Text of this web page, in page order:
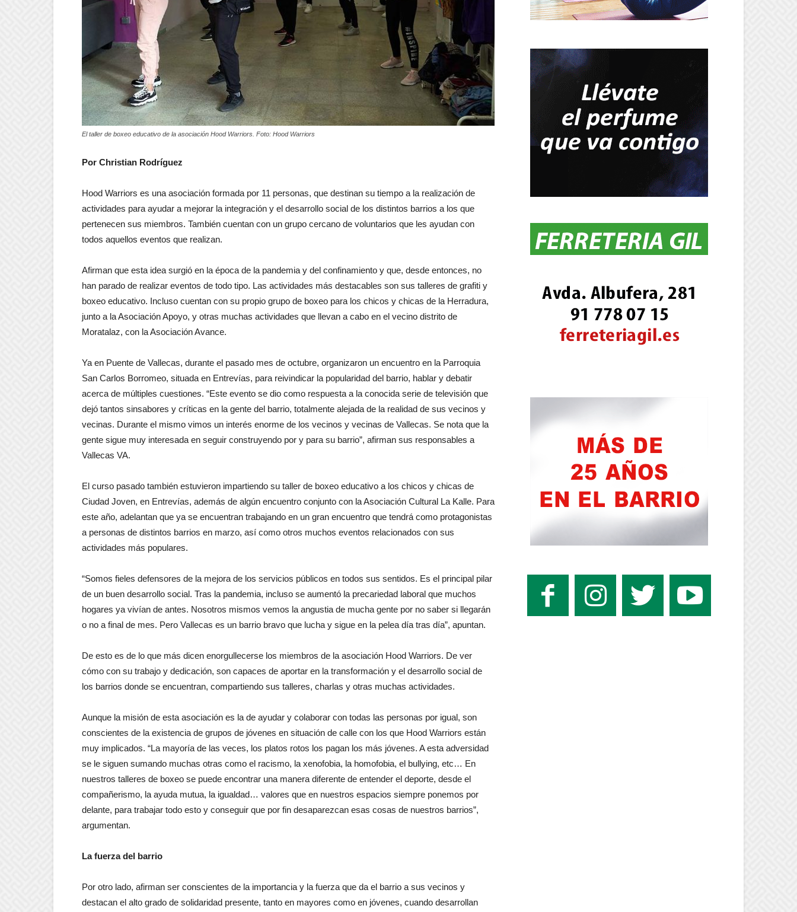
El taller de boxeo educativo de la asociación Hood Warriors. Foto: Hood Warriors
Por Christian Rodríguez
Hood Warriors es una asociación formada por 11 personas, que destinan su tiempo a la realización de
actividades para ayudar a mejorar la integración y el desarrollo social de los distintos barrios a los que
pertenecen sus miembros. También cuentan con un grupo cercano de voluntarios que les ayudan con
todos aquellos eventos que realizan.
Afirman que esta idea surgió en la época de la pandemia y del confinamiento y que, desde entonces, no
han parado de realizar eventos de todo tipo. Las actividades más destacables son sus talleres de grafiti y
boxeo educativo. Incluso cuentan con su propio grupo de boxeo para los chicos y chicas de la Herradura,
junto a la Asociación Apoyo, y otras muchas actividades que llevan a cabo en el vecino distrito de
Moratalaz, con la Asociación Avance.
Ya en Puente de Vallecas, durante el pasado mes de octubre, organizaron un encuentro en la Parroquia
San Carlos Borromeo, situada en Entrevías, para reivindicar la popularidad del barrio, hablar y debatir
acerca de múltiples cuestiones. “Este evento se dio como respuesta a la conocida serie de televisión que
dejó tantos sinsabores y críticas en la gente del barrio, totalmente alejada de la realidad de sus vecinos y
vecinas. Durante el mismo vimos un interés enorme de los vecinos y vecinas de Vallecas. Se nota que la
gente sigue muy interesada en seguir construyendo por y para su barrio”, afirman sus responsables a
Vallecas VA.
El curso pasado también estuvieron impartiendo su taller de boxeo educativo a los chicos y chicas de
Ciudad Joven, en Entrevías, además de algún encuentro conjunto con la Asociación Cultural La Kalle. Para
este año, adelantan que ya se encuentran trabajando en un gran encuentro que tendrá como protagonistas
a personas de distintos barrios en marzo, así como otros muchos eventos relacionados con sus
actividades más populares.
“Somos fieles defensores de la mejora de los servicios públicos en todos sus sentidos. Es el principal pilar
de un buen desarrollo social. Tras la pandemia, incluso se aumentó la precariedad laboral que muchos
hogares ya vivían de antes. Nosotros mismos vemos la angustia de mucha gente por no saber si llegarán
o no a final de mes. Pero Vallecas es un barrio bravo que lucha y sigue en la pelea día tras día”, apuntan.
De esto es de lo que más dicen enorgullecerse los miembros de la asociación Hood Warriors. De ver
cómo con su trabajo y dedicación, son capaces de aportar en la transformación y el desarrollo social de
los barrios donde se encuentran, compartiendo sus talleres, charlas y otras muchas actividades.
Aunque la misión de esta asociación es la de ayudar y colaborar con todas las personas por igual, son
conscientes de la existencia de grupos de jóvenes en situación de calle con los que Hood Warriors están
muy implicados. “La mayoría de las veces, los platos rotos los pagan los más jóvenes. A esta adversidad
se le siguen sumando muchas otras como el racismo, la xenofobia, la homofobia, el bullying, etc… En
nuestros talleres de boxeo se puede encontrar una manera diferente de entender el deporte, desde el
compañerismo, la ayuda mutua, la igualdad… valores que en nuestros espacios siempre ponemos por
delante, para trabajar todo esto y conseguir que por fin desaparezcan esas cosas de nuestros barrios”,
argumentan.
La fuerza del barrio
Por otro lado, afirman ser conscientes de la importancia y la fuerza que da el barrio a sus vecinos y
destacan el alto grado de solidaridad presente, tanto en mayores como en jóvenes, cuando desarrollan